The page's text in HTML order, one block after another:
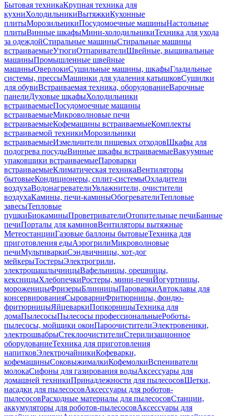
Бытовая техникаКрупная техника для
кухниХолодильникиВытяжкиКухонные
плитыМорозильникиПосудомоечные машиныНастольные
плитыВинные шкафыМини-холодильникиТехника для ухода
за одеждойСтиральные машиныСтиральные машины
встраиваемыеУтюгиОтпаривателиШвейные, вышивальные
машиныПромышленные швейные
машиныОверлокиСушильные машины, шкафыГладильные
системы, прессыМашинки для удаления катышковСушилки
для обувиВстраиваемая техника, оборудованиеВарочные
панелиДуховые шкафыХолодильники
встраиваемыеПосудомоечные машины
встраиваемыеМикроволновые печи
встраиваемыеКофемашины встраиваемыеКомплекты
встраиваемой техникиМорозильники
встраиваемыеИзмельчители пищевых отходовШкафы для
подогрева посудыВинные шкафы встраиваемыеВакуумные
упаковщики встраиваемыеПароварки
встраиваемыеКлиматическая техникаВентиляторы
бытовыеКондиционеры, сплит-системыОхладители
воздухаВодонагревателиУвлажнители, очистители
воздухаКамины, печи-каминыОбогревателиТепловые
завесыТепловые
пушкиБиокаминыПроветривателиОтопительные печиБанные
печиПорталы для каминовВентиляторы вытяжные
МетеостанцииГазовые баллоны бытовыеТехника для
приготовления едыАэрогрилиМикроволновые
печиМультиваркиСэндвичницы, хот-дог
мейкерыТостерыЭлектрогрили,
электрошашлычницыВафельницы, орешницы,
кексницыХлебопечкиРостеры, мини-печиЙогуртницы,
мороженицыФризерыБлинницыПароваркиАвтоклавы для
консервированияСыроварниФритюрницы, фондю-
фритюрницыЯйцеваркиПопкорницыТехника для
домаПылесосыПылесосы профессиональныеРоботы-
пылесосы, мойщики оконПароочистителиЭлектровеники,
электрошвабрыСтеклоочистителиСтерилизационное
оборудованиеТехника для приготовления
напитковЭлектрочайникиКофеварки,
кофемашиныСоковыжималкиКофемолкиВспениватели
молокаСифоны для газирования водыАксессуары для
домашней техникиПринадлежности для пылесосовЩетки,
насадки для пылесосовАксессуары для роботов-
пылесосовРасходные материалы для пылесосовСтанции,
аккумуляторы для роботов-пылесосовАксессуары для